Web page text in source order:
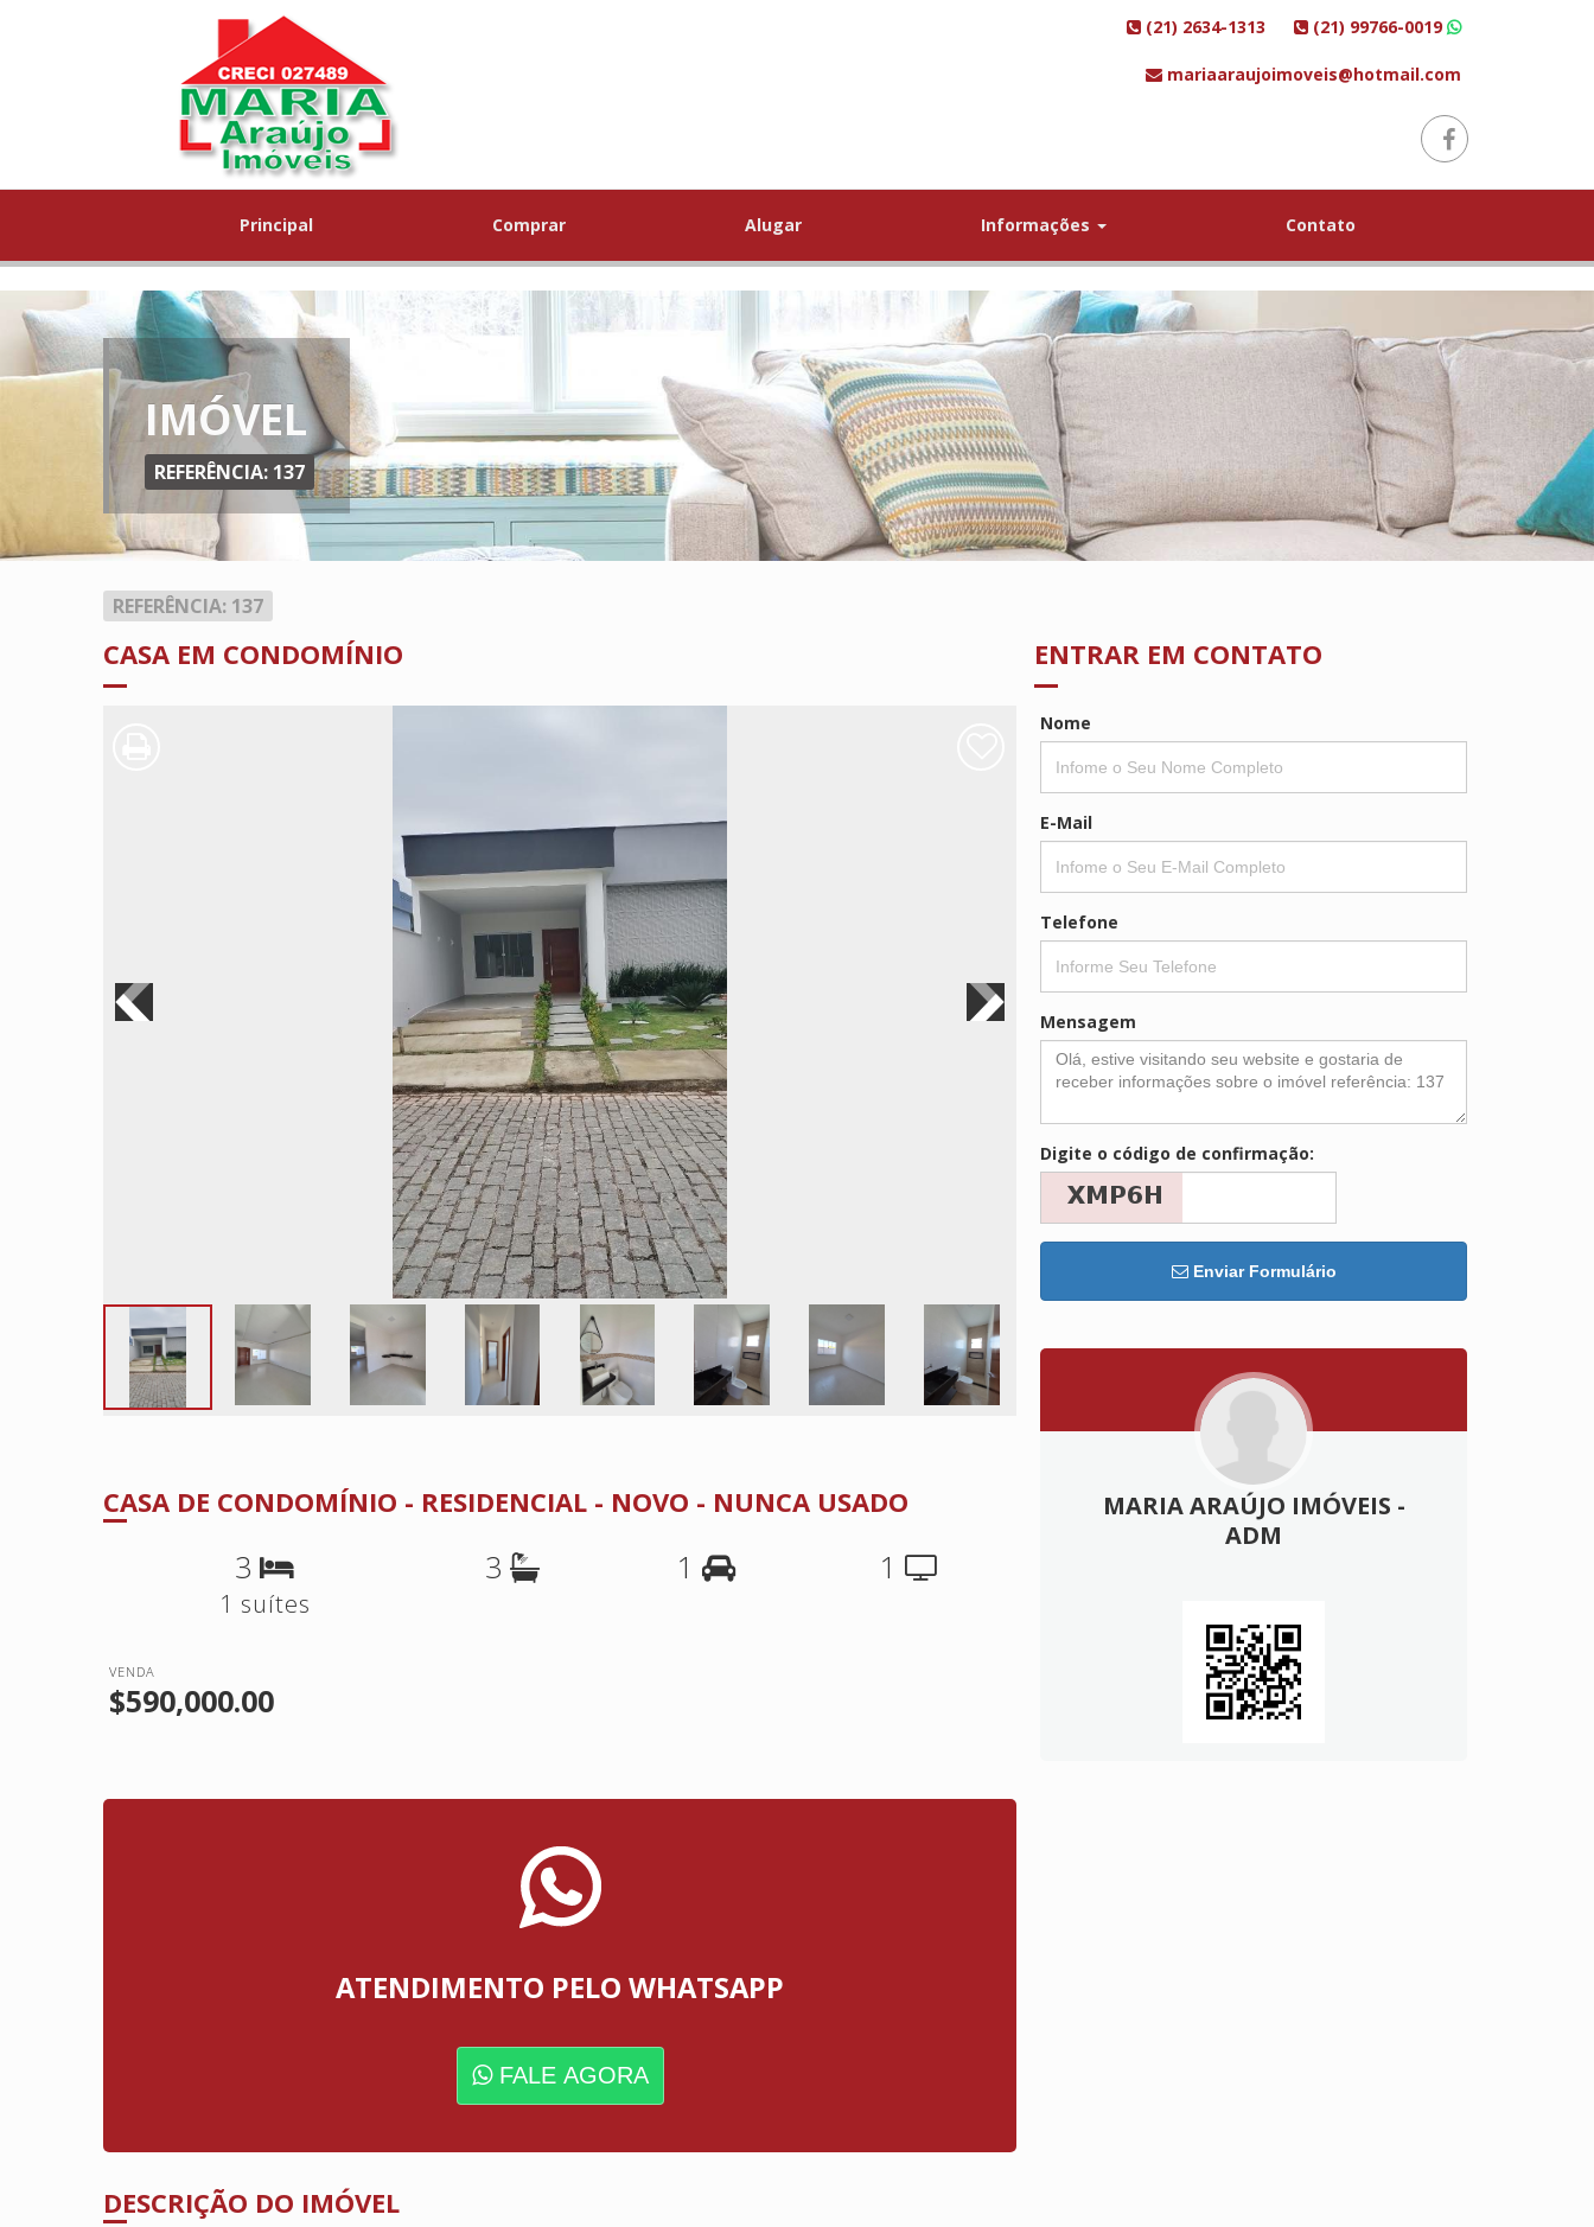
(21) 2634-1313 (21) 99766-0019
mariaaraujoimoveis@hotmail.com
Principal Comprar Alugar Informações Contato
IMÓVEL
REFERÊNCIA: 137
REFERÊNCIA: 137
CASA EM CONDOMÍNIO
CASA DE CONDOMÍNIO - RESIDENCIAL - NOVO - NUNCA USADO
3
1 suítes
3 1 1
VENDA
$590,000.00
ATENDIMENTO PELO WHATSAPP
FALE AGORA
DESCRIÇÃO DO IMÓVEL
ENTRAR EM CONTATO
Nome
E-Mail
Telefone
Mensagem
Digite o código de confirmação:
Enviar Formulário
MARIA ARAÚJO IMÓVEIS -
ADM